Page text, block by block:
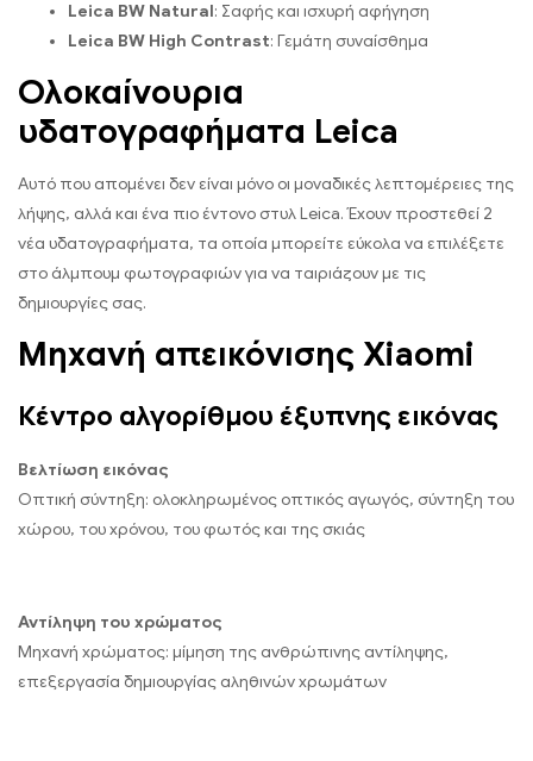
Leica BW Natural: Σαφής και ισχυρή αφήγηση
Leica BW High Contrast: Γεμάτη συναίσθημα
Ολοκαίνουρια
υδατογραφήματα Leica
Αυτό που απομένει δεν είναι μόνο οι μοναδικές λεπτομέρειες της
λήψης, αλλά και ένα πιο έντονο στυλ Leica. Έχουν προστεθεί 2
νέα υδατογραφήματα, τα οποία μπορείτε εύκολα να επιλέξετε
στο άλμπουμ φωτογραφιών για να ταιριάζουν με τις
δημιουργίες σας.
Μηχανή απεικόνισης Xiaomi
Κέντρο αλγορίθμου έξυπνης εικόνας
Βελτίωση εικόνας
Οπτική σύντηξη: ολοκληρωμένος οπτικός αγωγός, σύντηξη του
χώρου, του χρόνου, του φωτός και της σκιάς
Αντίληψη του χρώματος
Μηχανή χρώματος: μίμηση της ανθρώπινης αντίληψης,
επεξεργασία δημιουργίας αληθινών χρωμάτων